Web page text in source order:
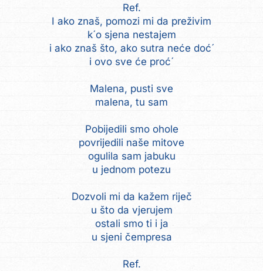
Ref.
I ako znaš, pomozi mi da preživim
k´o sjena nestajem
i ako znaš što, ako sutra neće doć´
i ovo sve će proć´
Malena, pusti sve
malena, tu sam
Pobijedili smo ohole
povrijedili naše mitove
ogulila sam jabuku
u jednom potezu
Dozvoli mi da kažem riječ
u što da vjerujem
ostali smo ti i ja
u sjeni čempresa
Ref.